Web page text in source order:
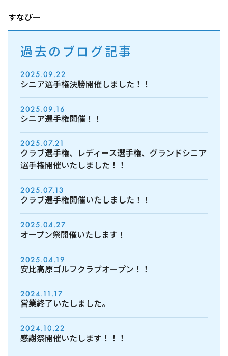
すなぴー
過去のブログ記事
2025.09.22
シニア選手権決勝開催しました！！
2025.09.16
シニア選手権開催！！
2025.07.21
クラブ選手権、レディース選手権、グランドシニア
選手権開催いたしました！！
2025.07.13
クラブ選手権開催いたしました！！
2025.04.27
オープン祭開催いたします！
2025.04.19
安比高原ゴルフクラブオープン！！
2024.11.17
営業終了いたしました。
2024.10.22
感謝祭開催いたします！！！